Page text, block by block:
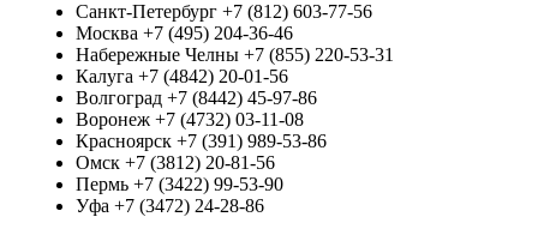
Санкт-Петербург +7 (812) 603-77-56
Москва +7 (495) 204-36-46
Набережные Челны +7 (855) 220-53-31
Калуга +7 (4842) 20-01-56
Волгоград +7 (8442) 45-97-86
Воронеж +7 (4732) 03-11-08
Красноярск +7 (391) 989-53-86
Омск +7 (3812) 20-81-56
Пермь +7 (3422) 99-53-90
Уфа +7 (3472) 24-28-86